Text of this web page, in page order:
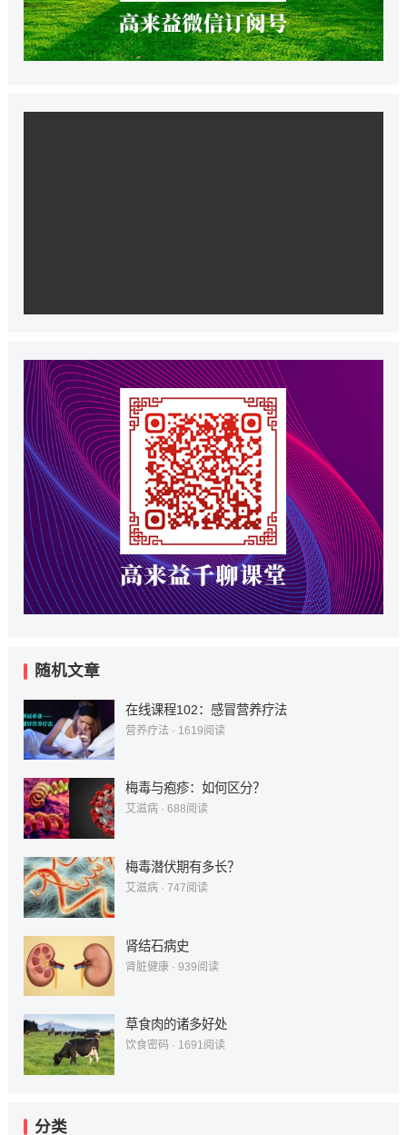
随机文章
在线课程102：感冒营养疗法
营养疗法 · 1619阅读
梅毒与疱疹：如何区分？
艾滋病· 688阅读
梅毒潜伏期有多长？
艾滋病· 747阅读
肾结石病史
肾脏健康· 939阅读
草食肉的诸多好处
饮食密码 · 1691阅读
分类